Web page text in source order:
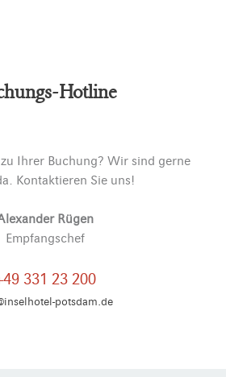
Hotline
Ihrer Buchung? Wir sind gerne
Kontaktieren Sie uns!
Rügen
Empfangschef
331 23 200
potsdam.de